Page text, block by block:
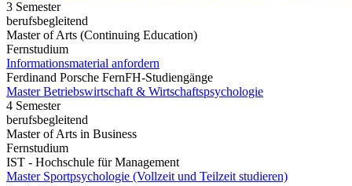
3 Semester
berufsbegleitend
Master of Arts (Continuing Education)
Fernstudium
Informationsmaterial anfordern
Ferdinand Porsche FernFH-Studiengänge
Master Betriebswirtschaft & Wirtschaftspsychologie
4 Semester
berufsbegleitend
Master of Arts in Business
Fernstudium
IST - Hochschule für Management
Master Sportpsychologie (Vollzeit und Teilzeit studieren)